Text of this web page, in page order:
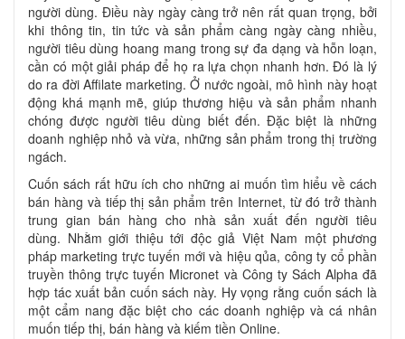
người dùng. Điều này ngày càng trở nên rất quan trọng, bởi
khi thông tin, tin tức và sản phẩm càng ngày càng nhiều,
người tiêu dùng hoang mang trong sự đa dạng và hỗn loạn,
cần có một giải pháp để họ ra lựa chọn nhanh hơn. Đó là lý
do ra đời Affilate marketing. Ở nước ngoài, mô hình này hoạt
động khá mạnh mẽ, giúp thương hiệu và sản phẩm nhanh
chóng được người tiêu dùng biết đến. Đặc biệt là những
doanh nghiệp nhỏ và vừa, những sản phẩm trong thị trường
ngách.
Cuốn sách rất hữu ích cho những ai muốn tìm hiểu về cách
bán hàng và tiếp thị sản phẩm trên Internet, từ đó trở thành
trung gian bán hàng cho nhà sản xuất đến người tiêu
dùng. Nhằm giới thiệu tới độc giả Việt Nam một phương
pháp marketing trực tuyến mới và hiệu qủa, công ty cổ phần
truyền thông trực tuyến Micronet và Công ty Sách Alpha đã
hợp tác xuất bản cuốn sách này. Hy vọng rằng cuốn sách là
một cẩm nang đặc biệt cho các doanh nghiệp và cá nhân
muốn tiếp thị, bán hàng và kiếm tiền Online.